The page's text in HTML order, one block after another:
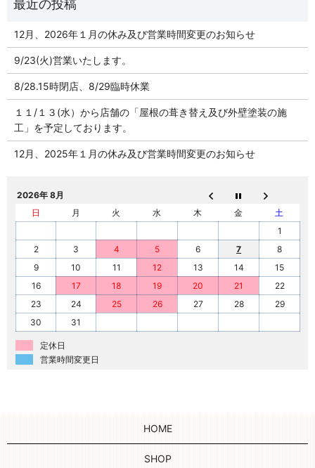
12月、2026年１月の休み及び営業時間変更のお知らせ
9/23(火)営業いたします。
8/28.15時閉店、8/29臨時休業
１１/１３(水）から店舗の「屋根の葺き替え及び外壁塗装の施
工」を予定しております。
12月、2025年１月の休み及び営業時間変更のお知らせ
2026年 8月
日
月 火 水 木 金
土
1
2
3 4 5 6 7
8
9
10 11 12 13 14
15
16
17 18 19 20 21
22
23
24 25 26 27 28
29
30
31
定休日
営業時間変更日
HOME
SHOP